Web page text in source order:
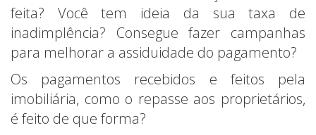
feita? Você tem ideia da sua taxa de
inadimplência? Consegue fazer campanhas
para melhorar a assiduidade do pagamento?
Os pagamentos recebidos e feitos pela
imobiliária, como o repasse aos proprietários,
é feito de que forma?